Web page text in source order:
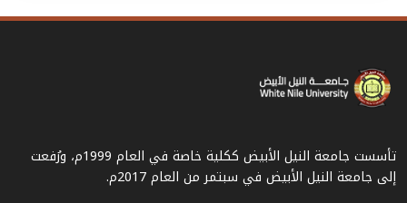
تأسست جامعة النيل الأبيض ككلية خاصة في العام 1999م، ورُفعت
إلى جامعة النيل الأبيض في سبتمر من العام 2017م.